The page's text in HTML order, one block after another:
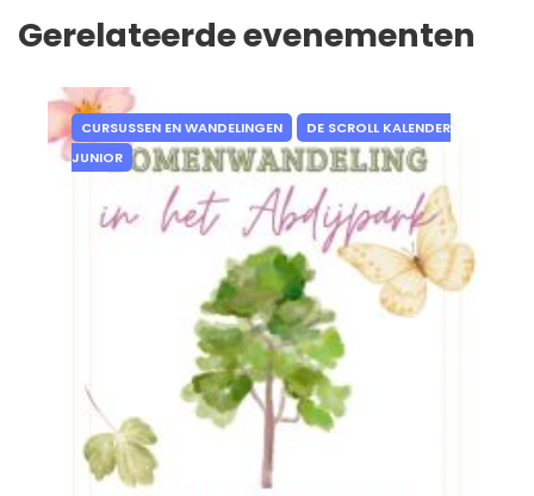
Gerelateerde evenementen
CURSUSSEN EN WANDELINGEN
DE SCROLL KALENDER
JUNIOR